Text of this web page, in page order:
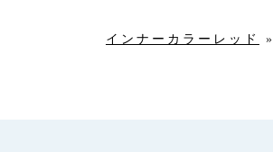
インナーカラーレッド »